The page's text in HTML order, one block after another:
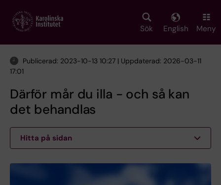
main
Sök English Meny
Publicerad: 2023-10-13 10:27 | Uppdaterad: 2026-03-11
17:01
Därför mår du illa - och så kan
det behandlas
Hitta på sidan